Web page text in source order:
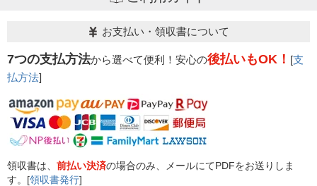
お支払い・領収書について
7つの支払方法から選べて便利！安心の後払いもOK！ [支
払方法]
領収書は、 前払い決済の場合のみ、メールにてPDFをお送りしま
す。[領収書発行]